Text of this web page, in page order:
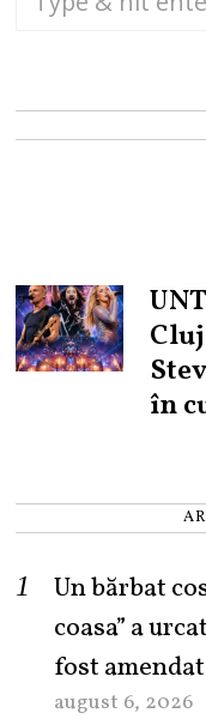
în
Un bărbat
coasa” a
fost amendat
august 6, 2026